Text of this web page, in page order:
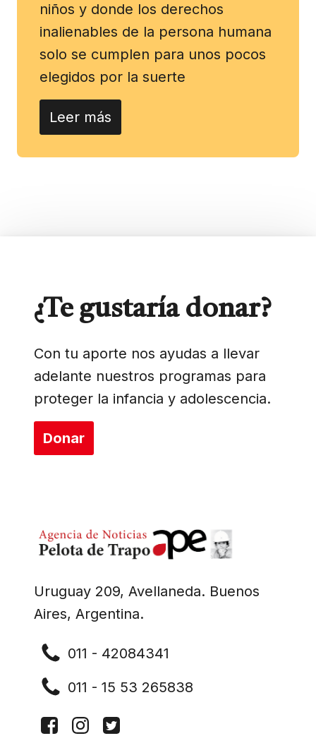
niños y donde los derechos
inalienables de la persona humana
solo se cumplen para unos pocos
elegidos por la suerte
Leer más
Uruguay 209, Avellaneda. Buenos
Aires, Argentina.
011 - 42084341
011 - 15 53 265838
¿Te gustaría donar?
Con tu aporte nos ayudas a llevar
adelante nuestros programas para
proteger la infancia y adolescencia.
Donar